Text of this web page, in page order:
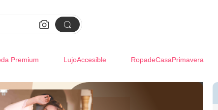
 
Premium LujoAccesible RopadeCasaPrimavera